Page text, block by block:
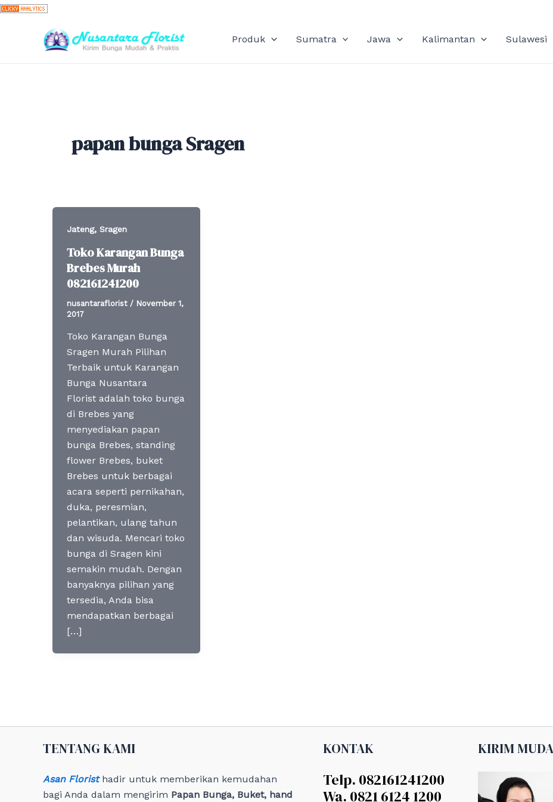
Skip
content
Produk Sumatra Jawa Kalimantan Sulawesi
papan bunga Sragen
Jateng, Sragen
Toko Karangan Bunga
Brebes Murah
082161241200
nusantaraflorist / November 1,
2017
Toko Karangan Bunga
Sragen Murah Pilihan
Terbaik untuk Karangan
Bunga Nusantara
Florist adalah toko bunga
di Brebes yang
menyediakan papan
bunga Brebes, standing
flower Brebes, buket
Brebes untuk berbagai
acara seperti pernikahan,
duka, peresmian,
pelantikan, ulang tahun
dan wisuda. Mencari toko
bunga di Sragen kini
semakin mudah. Dengan
banyaknya pilihan yang
tersedia, Anda bisa
mendapatkan berbagai
[…]
TENTANG KAMI
Asan Floristhadir untuk memberikan kemudahan
bagi Anda dalam mengirim Papan Bunga, Buket, hand
KONTAK
Telp. 082161241200
Wa. 0821 6124 1200
KIRIM